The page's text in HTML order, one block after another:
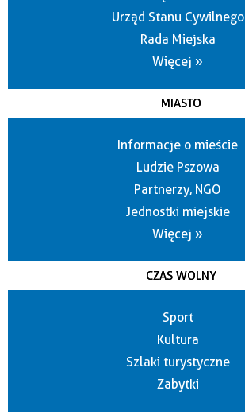
Urząd Stanu Cywilnego
Rada Miejska
Więcej »
MIASTO
Informacje o mieście
Ludzie Pszowa
Partnerzy, NGO
Jednostki miejskie
Więcej »
CZAS WOLNY
Sport
Kultura
Szlaki turystyczne
Zabytki